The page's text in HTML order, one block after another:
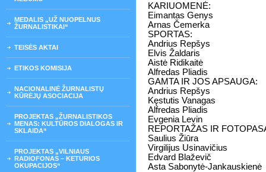
MEDALIS „UŽ NUOPELNUS
ŽURNALISTIKAI“
TEISĖS AKTAI
ETIKOS KOMISIJA
NACIONALINĖ ŽURNALISTŲ
KŪRĖJŲ ASOCIACIJA
PROJEKTAS „ŽURNALISTIKOS
MENAS: KULTŪROS DIALOGAS IR
SKLAIDA“
PROJEKTAS „VILNIAUS
RADIOFONAS – KETURIOS
OKUPACIJOS“
KARIUOMENĖ:
Eimantas Genys
Arnas Čemerka
SPORTAS:
Andrius Repšys
Elvis Žaldaris
Aistė Ridikaitė
Alfredas Pliadis
GAMTA IR JOS APSAUGA:
Andrius Repšys
Kęstutis Vanagas
Alfredas Pliadis
Evgenia Levin
REPORTAŽAS IR
Saulius Žiūra
Virgilijus Usinavičius
Edvard Blaževič
Asta Sabonytė-Jankauskienė